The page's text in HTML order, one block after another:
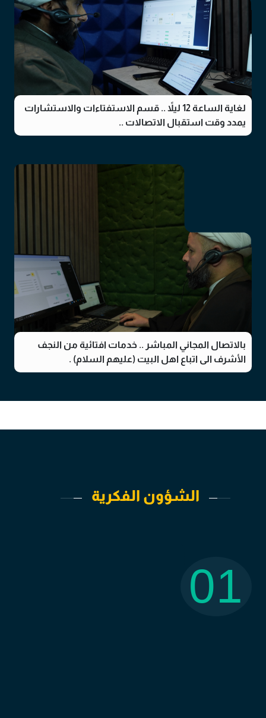
لغاية الساعة 12 ليلاً .. قسم الاستفتاءات والاستشارات
يمدد وقت استقبال الاتصالات ..
02
بالاتصال المجاني المباشر .. خدمات افتائية من النجف
الأشرف الی اتباع اهل البيت (عليهم السلام) .
الشؤون الفكرية
01